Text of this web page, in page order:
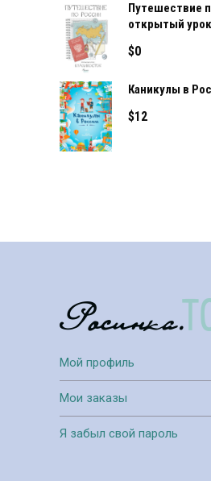
Путешествие
открытый урок
$0
Каникулы в
$12
Мой профиль
Мои заказы
Я забыл свой пароль